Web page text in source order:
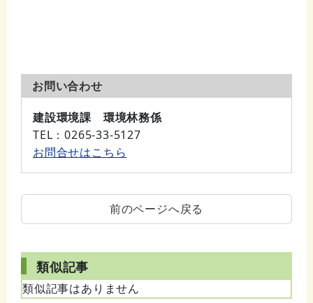
お問い合わせ
建設環境課 環境林務係
TEL ：0265-33-5127
お問合せはこちら
前のページへ戻る
類似記事
類似記事はありません